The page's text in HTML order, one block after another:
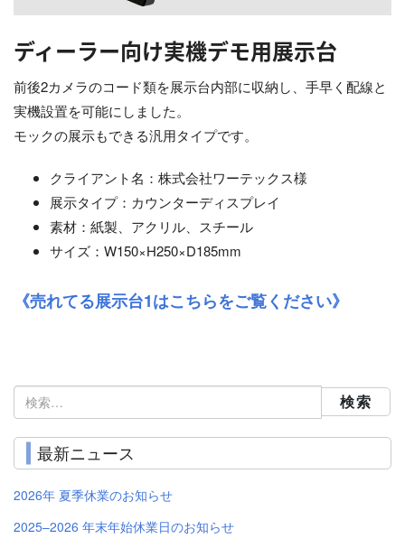
ディーラー向け実機デモ用展示台
前後2カメラのコード類を展示台内部に収納し、手早く配線と
実機設置を可能にしました。
モックの展示もできる汎用タイプです。
クライアント名：株式会社ワーテックス様
展示タイプ：カウンターディスプレイ
素材：紙製、アクリル、スチール
サイズ：W150×H250×D185mm
《売れてる展示台1はこちらをご覧ください》
索:
最新ニュース
2026年 夏季休業のお知らせ
2025–2026 年末年始休業日のお知らせ